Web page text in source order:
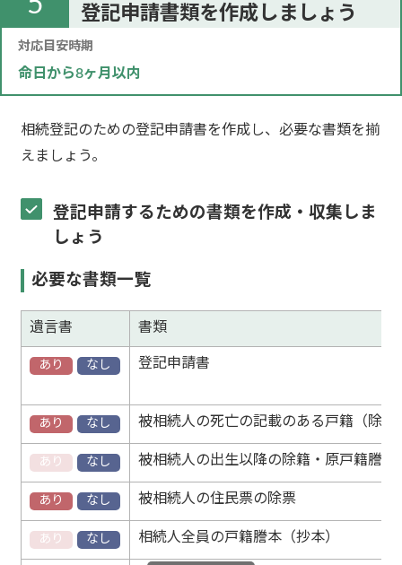
登記申請書類を作成しましょう
対応目安時期
命日から8ヶ月以内
相続登記のための登記申請書を作成し、必要な書類を揃
えましょう。
登記申請するための書類を作成・収集しま
しょう
必要な書類一覧
遺言書 書類
あり なし 登記申請書
あり なし 被相続人の死亡の記載のある戸籍（除籍
あり なし 被相続人の出生以降の除籍・原戸籍謄本
あり なし 被相続人の住民票の除票
あり なし 相続人全員の戸籍謄本（抄本）